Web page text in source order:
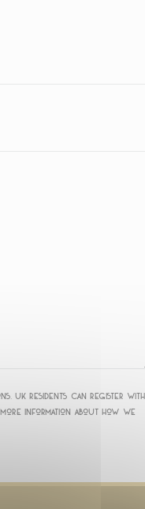
UK residents can register with
information about how we